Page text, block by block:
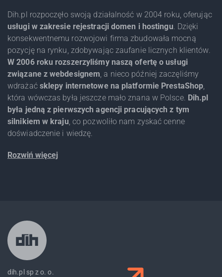
Dih.pl rozpoczęło swoją działalność w 2004 roku, oferując
usługi w zakresie rejestracji domen i hostingu. Dzięki
konsekwentnemu rozwojowi firma zbudowała mocną
pozycję na rynku, zdobywając zaufanie licznych klientów.
W 2006 roku rozszerzyliśmy naszą ofertę o usługi
związane z webdesignem, a nieco później zaczęliśmy
wdrażać sklepy internetowe na platformie PrestaShop,
która wówczas była jeszcze mało znana w Polsce. Dih.pl
była jedną z pierwszych agencji pracujących z tym
silnikiem w kraju, co pozwoliło nam zyskać cenne
doświadczenie i wiedzę.
Rozwiń więcej
dih.pl sp z o. o.